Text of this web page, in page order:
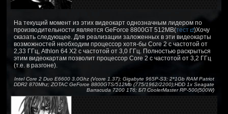
На текущий момент из этих видеокарт однозначным лидером по
производительности является GeForce 8800GT 512MB(тест
)Хочу
сказать следующее. Для реализации заложенных в эти видеокарты
возможностей необходим процессор хотя-бы Core 2 с частотой от
2,33 ГГц, Athlon 64 X2 с частотой от 3,0 ГГц. Полностью раскрыться
этим видеокартам позволит процессор Core 2 с частотой от 3,2 ГГц
(т.е. в разгоне).
Intel Core 2 Duo E6600 3.0Ghz (Vcore 1.37); Gigabyte 965P-S3; 2*1Gb RAM Patriot
DDR2 870Mhz; ZOTAC GeForce 8800GTS/512Mb (775/1962/2200);HDD 1x Seagate
Barracuda 7200 1Тб; БП CoolerMaster RP-500(500W)